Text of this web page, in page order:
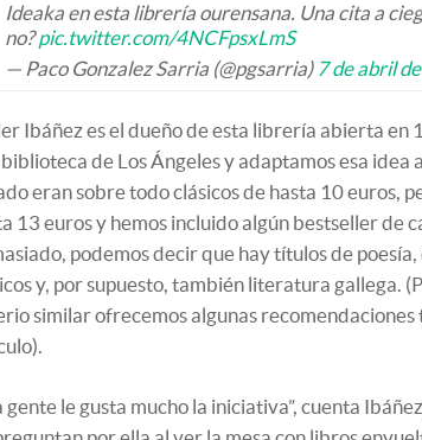
Ideaka en esta librería ourensana. Una cita a
no?pic.twitter.com/4NCFpsxLmS
— Paco Gonzalez Sarria (@pgsarria) 7 de abril
Ibáñez es el dueño de esta librería abierta en
de Los Ángeles y adaptamos esa idea
eran sobre todo clásicos de hasta 10 euros,
13 euros y hemos incluido algún bestseller de
podemos decir que hay títulos de
y, por supuesto, también literatura gallega.
similar ofrecemos algunas recomendaciones
gente le gusta mucho la iniciativa”, cuenta